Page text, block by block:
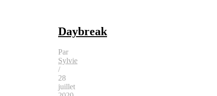
Daybreak
Par
Sylvie
/
28
juillet